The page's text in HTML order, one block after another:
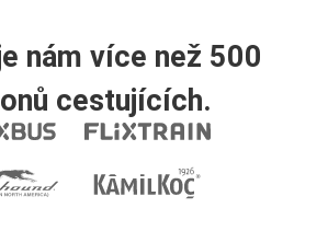
nám více než 500
cestujících.